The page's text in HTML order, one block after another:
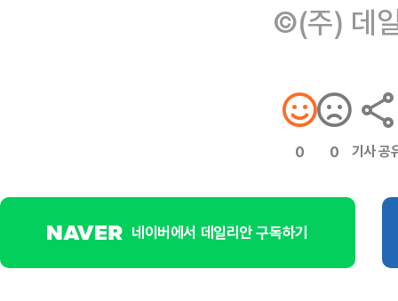
©(주) 데
0 0 기사 공
네이버에서 데일리안 구독하기